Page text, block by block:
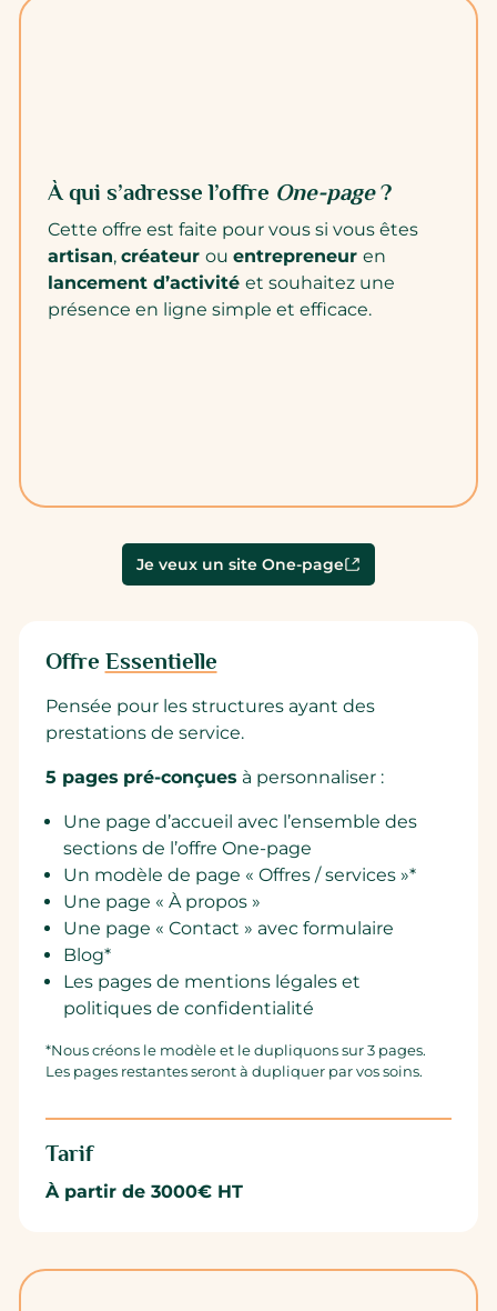
À qui s’adresse l’offre One-page?
Cette offre est faite pour vous si vous êtes
artisan, créateur ou entrepreneur en
lancement d’activité et souhaitez une
présence en ligne simple et efficace.
Je veux un site One-page
Offre Essentielle
Pensée pour les structures ayant des
prestations de service.
5 pages pré-conçues à personnaliser :
Une page d’accueil avec l’ensemble des
sections de l’offre One-page
Un modèle de page « Offres / services »*
Une page « À propos »
Une page « Contact » avec formulaire
Blog*
Les pages de mentions légales et
politiques de confidentialité
*Nous créons le modèle et le dupliquons sur 3 pages.
Les pages restantes seront à dupliquer par vos soins.
Tarif
À partir de 3000€ HT